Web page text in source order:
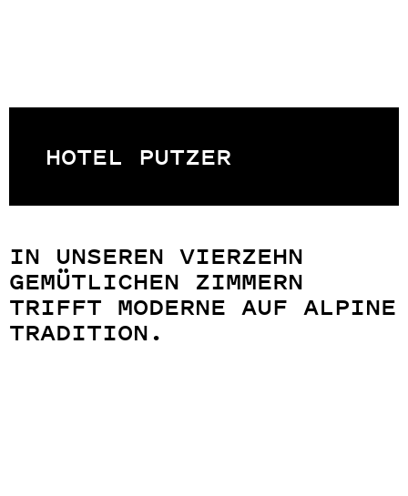
HOTEL PUTZER
IN UNSEREN VIERZEHN
GEMÜTLICHEN ZIMMERN
TRIFFT MODERNE AUF ALPINE
TRADITION.